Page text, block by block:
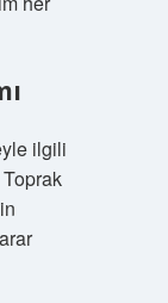
ilgili
Toprak